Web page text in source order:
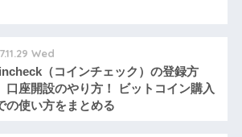
Wed
（コインチェック）の登録方
口座開設のやり方！ ビットコイン購入
の使い方をまとめる